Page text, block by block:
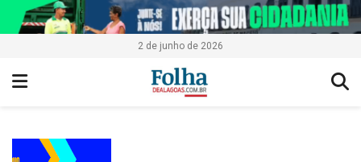
2 de junho de 2026